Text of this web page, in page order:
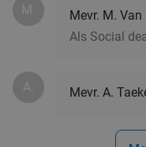
M.
Mevr. M.
Als Social
A. Mevr. A.